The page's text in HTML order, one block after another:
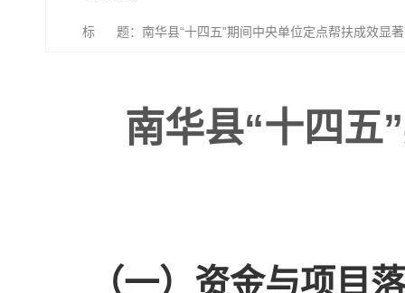
标 题：南华县“十四五”期间中央单位定点帮扶​成效显著
南华县“十四五
（一）资金与项目